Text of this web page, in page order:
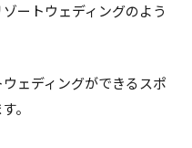
ートウェディングのよう
ェディングができるスポ
。